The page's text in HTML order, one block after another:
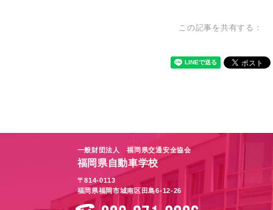
この記事を共有する：
一般財団法人 福岡県交通安全協会
福岡県自動車学校
〒814-0113
福岡県福岡市城南区田島6-12-26